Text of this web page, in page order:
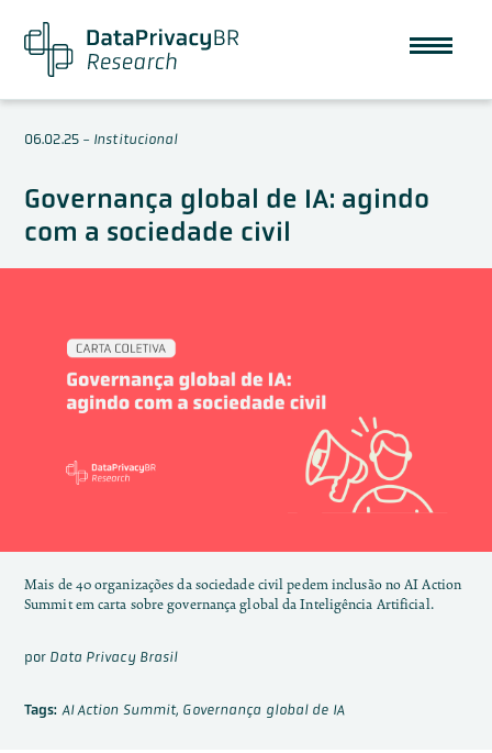
06.02.25- Institucional
Governança global de IA: agindo
com a sociedade civil
Mais de 40 organizações da sociedade civil pedem inclusão no AI Action
Summit em carta sobre governança global da Inteligência Artificial.
por Data Privacy Brasil
Tags: AI Action Summit, Governança global de IA